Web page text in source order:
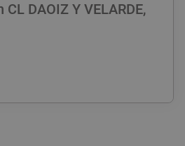
CL DAOIZ Y VELARDE,